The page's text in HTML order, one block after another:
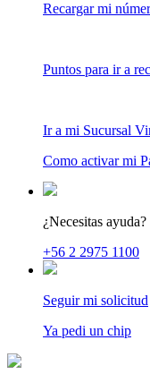
Recargar mi
Puntos para ir a
Ir a mi Sucursal
Como activar mi
¿Necesitas ayuda?
+56 2 2975 1100
Seguir mi solicitud
Ya pedi un chip